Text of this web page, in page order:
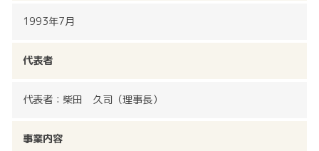
1993年7⽉
代表者
代表者：柴田 久司（理事⻑）
事業内容